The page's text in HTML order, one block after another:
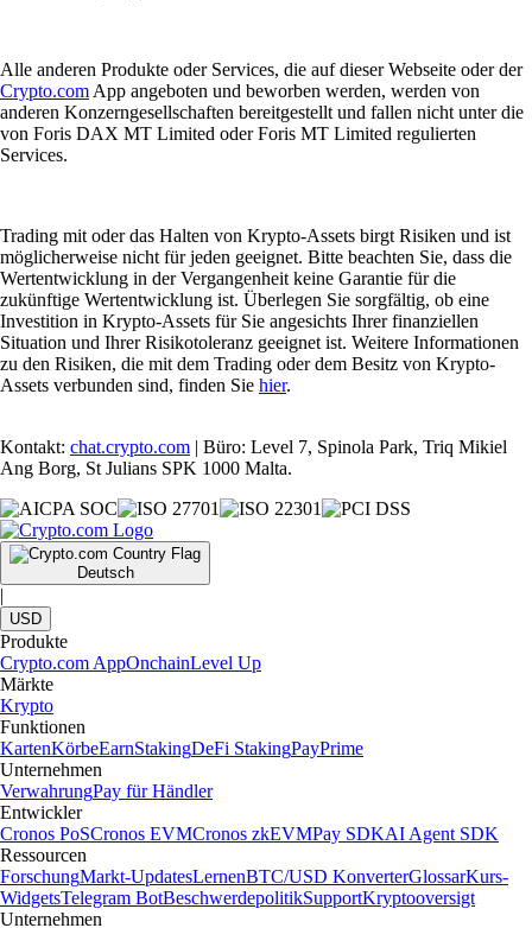
Alle anderen Produkte oder Services, die auf dieser Webseite oder der
Crypto.com App angeboten und beworben werden, werden von
anderen Konzerngesellschaften bereitgestellt und fallen nicht unter die
von Foris DAX MT Limited oder Foris MT Limited regulierten
Services.
Trading mit oder das Halten von Krypto-Assets birgt Risiken und ist
möglicherweise nicht für jeden geeignet. Bitte beachten Sie, dass die
Wertentwicklung in der Vergangenheit keine Garantie für die
zukünftige Wertentwicklung ist. Überlegen Sie sorgfältig, ob eine
Investition in Krypto-Assets für Sie angesichts Ihrer finanziellen
Situation und Ihrer Risikotoleranz geeignet ist. Weitere Informationen
zu den Risiken, die mit dem Trading oder dem Besitz von Krypto-
Assets verbunden sind, finden Sie hier.
Kontakt: chat.crypto.com | Büro: Level 7, Spinola Park, Triq Mikiel
Ang Borg, St Julians SPK 1000 Malta.
Deutsch
|
USD
Produkte
Crypto.com AppOnchainLevel Up
Märkte
Krypto
Funktionen
KartenKörbeEarnStakingDeFi StakingPayPrime
Unternehmen
VerwahrungPay für Händler
Entwickler
Cronos PoSCronos EVMCronos zkEVMPay SDKAI Agent SDK
Ressourcen
ForschungMarkt-UpdatesLernenBTC/USD KonverterGlossarKurs-
WidgetsTelegram BotBeschwerdepolitikSupportKryptooversigt
Unternehmen